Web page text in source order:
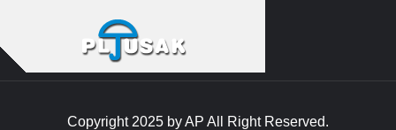
Copyright 2025 byAP All Right Reserved.